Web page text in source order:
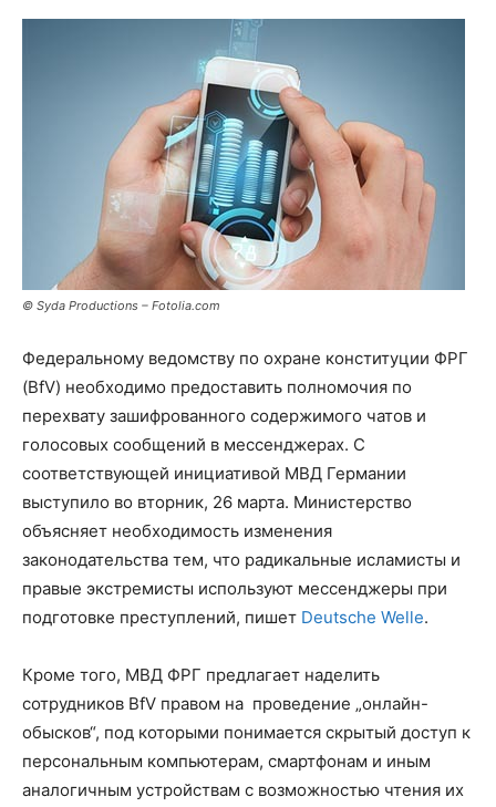
© Syda Productions – Fotolia.com
Федеральному ведомству по охране конституции ФРГ
(BfV) необходимо предоставить полномочия по
перехвату зашифрованного содержимого чатов и
голосовых сообщений в мессенджерах. С
соответствующей инициативой МВД Германии
выступило во вторник, 26 марта. Министерство
объясняет необходимость изменения
законодательства тем, что радикальные исламисты и
правые экстремисты используют мессенджеры при
подготовке преступлений, пишет Deutsche Welle.
Кроме того, МВД ФРГ предлагает наделить
сотрудников BfV правом на проведение „онлайн-
обысков“, под которыми понимается скрытый доступ к
персональным компьютерам, смартфонам и иным
аналогичным устройствам с возможностью чтения их